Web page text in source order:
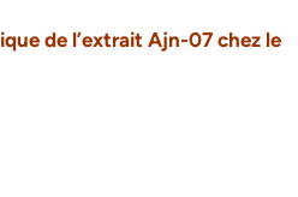
de l’extrait Ajn-07 chez le